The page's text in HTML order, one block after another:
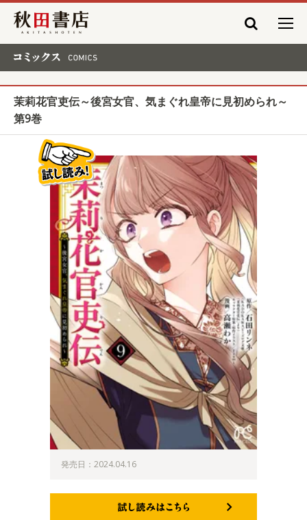
秋田書店
茉莉花官吏伝～後宮女官、気まぐれ皇帝に見初められ～
第9巻
発売日：2024.04.16